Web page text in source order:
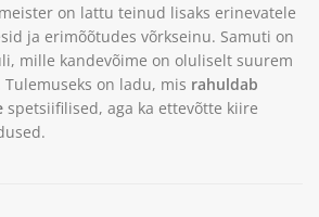
on lattu teinud lisaks erinevatele
ja erimõõtudes võrkseinu. Samuti on
mille kandevõime on oluliselt suurem
on ladu, mis rahuldab
spetsiifilised, aga ka ettevõtte kiire